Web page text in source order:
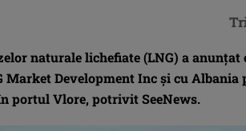
naturale lichefiate (LNG) a anunțat
Market Development Inc și cu Albania
portul Vlore, potrivit SeeNews.